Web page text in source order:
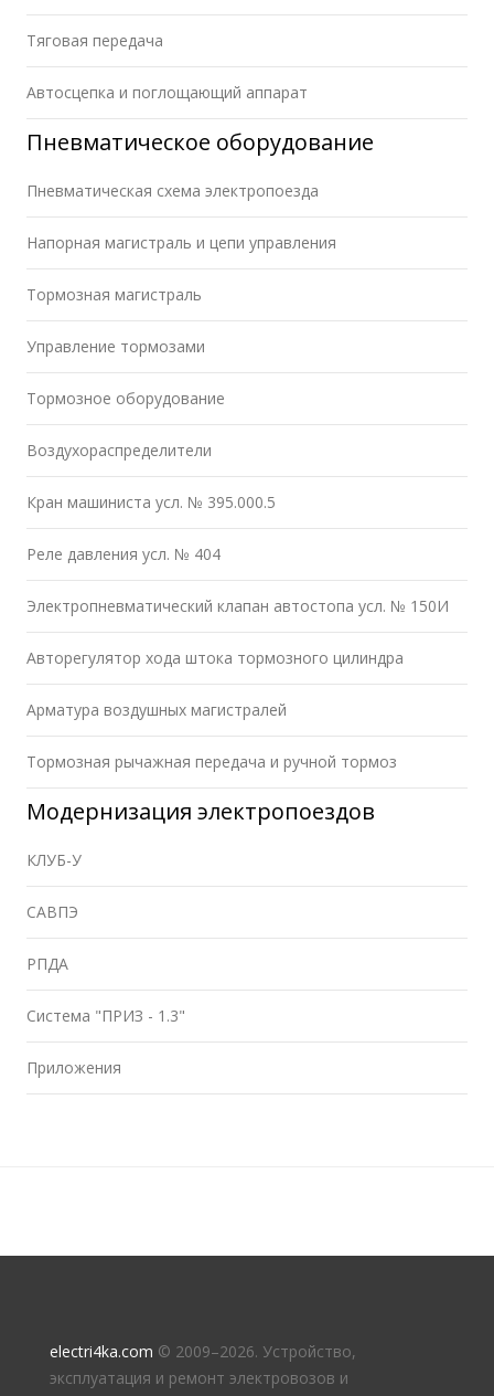
Тяговая передача
Автосцепка и поглощающий аппарат
Пневматическое оборудование
Пневматическая схема электропоезда
Напорная магистраль и цепи управления
Тормозная магистраль
Управление тормозами
Тормозное оборудование
Воздухораспределители
Кран машиниста усл. № 395.000.5
Реле давления усл. № 404
Электропневматический клапан автостопа усл. № 150И
Авторегулятор хода штока тормозного цилиндра
Арматура воздушных магистралей
Тормозная рычажная передача и ручной тормоз
Модернизация электропоездов
КЛУБ-У
САВПЭ
РПДА
Система "ПРИЗ - 1.3"
Приложения
electri4ka.com © 2009–2026. Устройство,
эксплуатация и ремонт электровозов и